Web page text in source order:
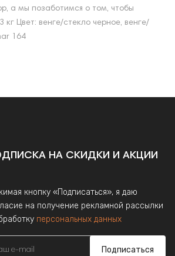
а мы позаботимся о том, чтобы
Цвет: венге/стекло черное, венге/
164
НА СКИДКИ И АКЦИИ
кнопку «Подписаться», я даю
на получение рекламной рассылки
персональных данных
Подписаться